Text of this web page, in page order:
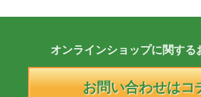
オンラインショップに関する
お問い合わせはコ